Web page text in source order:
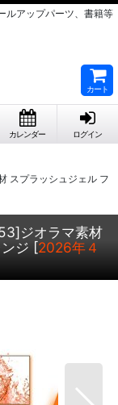
ルアップパーツ、書籍等
カート
カレンダー ログイン
スプラッシュジェル フ
ジオラマ素材
ジ [2026年４